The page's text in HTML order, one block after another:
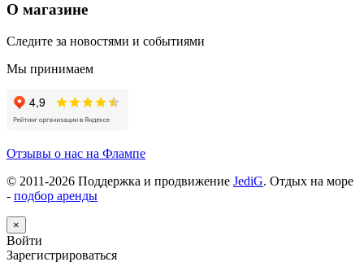
О магазине
Следите за новостями и событиями
Мы принимаем
Отзывы о нас на Флампе
© 2011-2026 Поддержка и продвижение JediG. Отдых на море
- подбор аренды
×
Войти
Зарегистрироваться